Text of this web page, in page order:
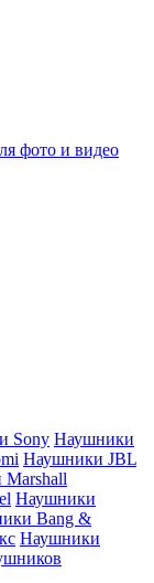
фото и видео
Sony Наушники
Наушники JBL
Наушники
Bang &
Наушники